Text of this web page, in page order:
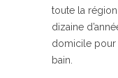
toute la région
dizaine
domicile pour
bain.